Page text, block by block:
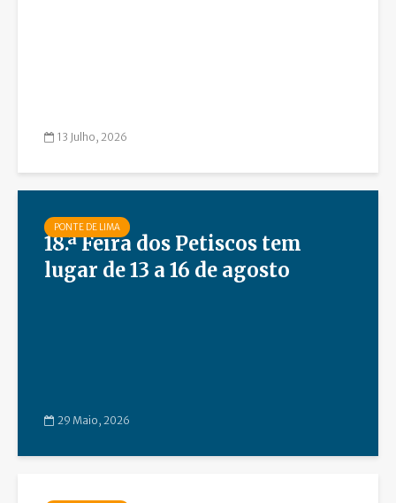
13 Julho, 2026
PONTE DE LIMA
18.ª Feira dos Petiscos tem
lugar de 13 a 16 de agosto
29 Maio, 2026